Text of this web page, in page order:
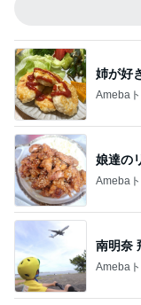
姉が好
Ameba
娘達の
Ameba
南明奈
Ameba